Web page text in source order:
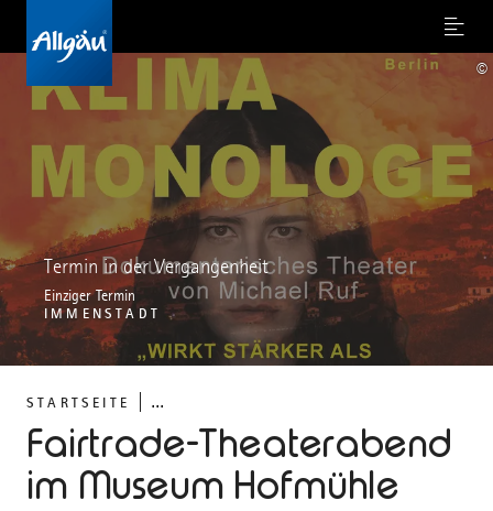
Menu
STARTSEITE ...
Fairtrade-Theaterabend
im Museum Hofmühle
Termin in der Vergangenheit
Einziger Termin
IMMENSTADT
©